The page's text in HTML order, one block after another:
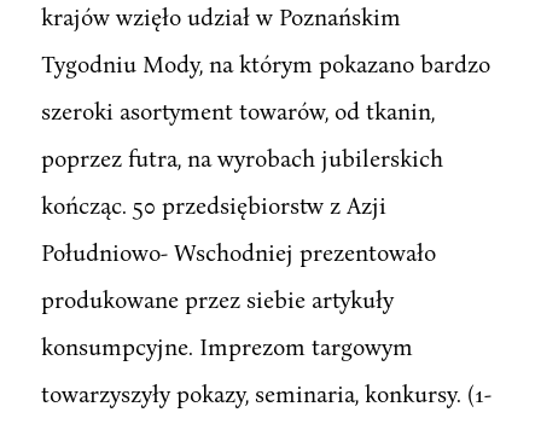
krajów wzięło udział w Poznańskim
Tygodniu Mody, na którym pokazano bardzo
szeroki asortyment towarów, od tkanin,
poprzez futra, na wyrobach jubilerskich
kończąc. 50 przedsiębiorstw z Azji
Południowo- Wschodniej prezentowało
produkowane przez siebie artykuły
konsumpcyjne. Imprezom targowym
towarzyszyły pokazy, seminaria, konkursy. (1-